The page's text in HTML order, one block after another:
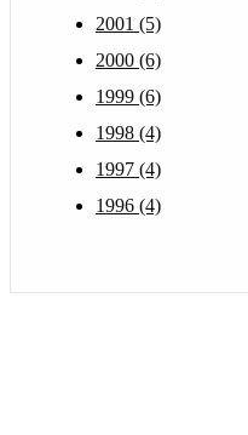
2001 (5)
2000 (6)
1999 (6)
1998 (4)
1997 (4)
1996 (4)